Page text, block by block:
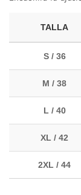
TALLA
S / 36
M / 38
L / 40
XL / 42
2XL / 44